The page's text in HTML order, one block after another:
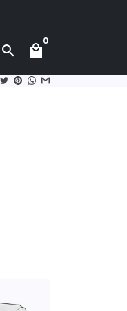
search local_mall
0